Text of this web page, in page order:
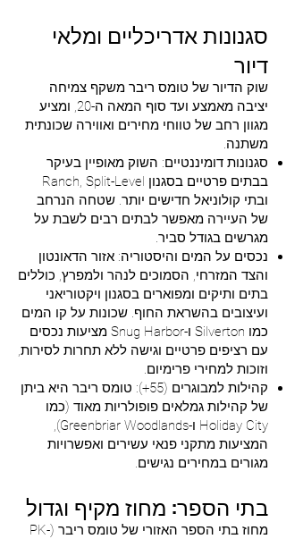
סגנונות אדריכליים ומלאי
דיור
שוק הדיור של טומס ריבר משקף צמיחה
יציבה מאמצע ועד סוף המאה ה-20, ומציע
מגוון רחב של טווחי מחירים ואווירה שכונתית
משתנה.
סגנונות דומיננטיים: השוק מאופיין בעיקר
בבתים פרטיים בסגנון Ranch, Split-Level
ובתי קולוניאל חדישים יותר. שטחה הנרחב
של העיירה מאפשר לבתים רבים לשבת על
מגרשים בגודל סביר.
נכסים על המים והיסטוריה: אזור הדאונטון
והצד המזרחי, הסמוכים לנהר ולמפרץ, כוללים
בתים ותיקים ומפוארים בסגנון ויקטוריאני
ועיצובים בהשראת החוף. שכונות על קו המים
כמו Silverton ו-Snug Harbor מציעות נכסים
עם רציפים פרטיים וגישה ללא תחרות לסירות,
וזוכות למחירי פרימיום.
קהילות למבוגרים (55+): טומס ריבר היא ביתן
של קהילות גמלאים פופולריות מאוד (כמו
Holiday City ו-Greenbriar Woodlands),
המציעות מתקני פנאי עשירים ואפשרויות
מגורים במחירים נגישים.
בתי הספר: מחוז מקיף וגדול
מחוז בתי הספר האזורי של טומס ריבר (PK-